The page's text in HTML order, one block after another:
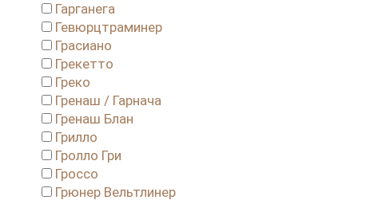
Гарганега
Гевюрцтраминер
Грасиано
Грекетто
Греко
Гренаш / Гарнача
Гренаш Блан
Грилло
Гролло Гри
Гроссо
Грюнер Вельтлинер